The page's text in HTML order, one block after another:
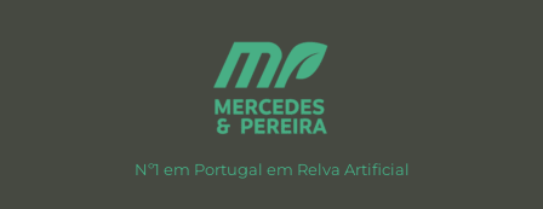
Nº1 em Portugal em Relva Artificial